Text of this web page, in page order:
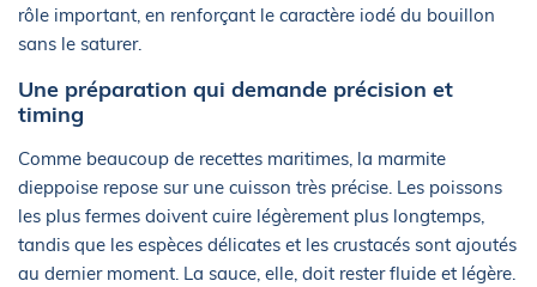
rôle important, en renforçant le caractère iodé du bouillon
sans le saturer.
Une préparation qui demande précision et
timing
Comme beaucoup de recettes maritimes, la marmite
dieppoise repose sur une cuisson très précise. Les poissons
les plus fermes doivent cuire légèrement plus longtemps,
tandis que les espèces délicates et les crustacés sont ajoutés
au dernier moment. La sauce, elle, doit rester fluide et légère.